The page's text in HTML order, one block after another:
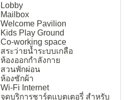
Lobby
Mailbox
Welcome Pavilion
Kids Play Ground
Co-working space
สระว่ายน้ำระบบเกลือ
ห้องออกกำลังกาย
สวนพักผ่อน
ห้องซักผ้า
Wi-Fi Internet
จุดบริการชาร์ตแบตเตอรี่ สำหรับ